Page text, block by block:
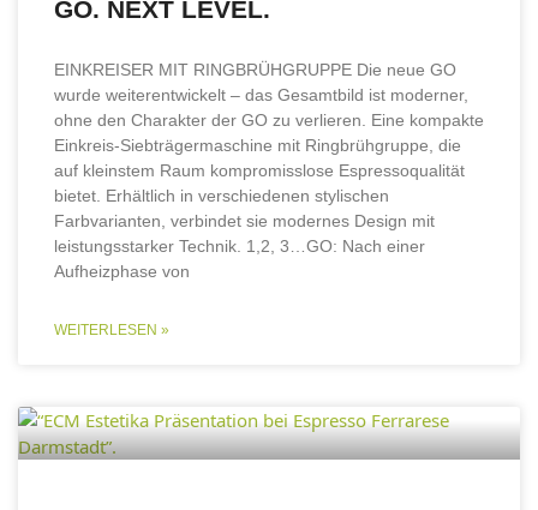
GO. NEXT LEVEL.
EINKREISER MIT RINGBRÜHGRUPPE Die neue GO
wurde weiterentwickelt – das Gesamtbild ist moderner,
ohne den Charakter der GO zu verlieren. Eine kompakte
Einkreis-Siebträgermaschine mit Ringbrühgruppe, die
auf kleinstem Raum kompromisslose Espressoqualität
bietet. Erhältlich in verschiedenen stylischen
Farbvarianten, verbindet sie modernes Design mit
leistungsstarker Technik. 1,2, 3…GO: Nach einer
Aufheizphase von
WEITERLESEN »